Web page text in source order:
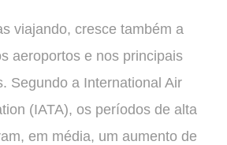
viajando, cresce também a
aeroportos e nos principais
Segundo a International Air
(IATA), os períodos de alta
em média, um aumento de